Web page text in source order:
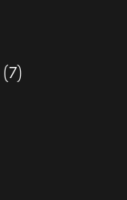
77